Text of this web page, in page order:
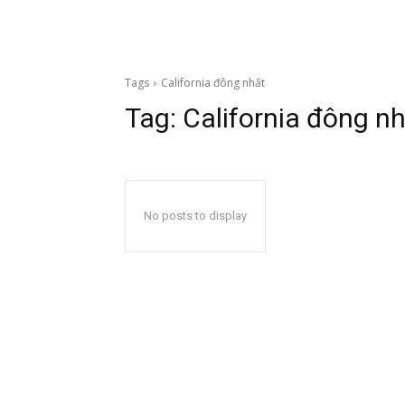
Tags California đông nhất
Tag: California đông
No posts to display